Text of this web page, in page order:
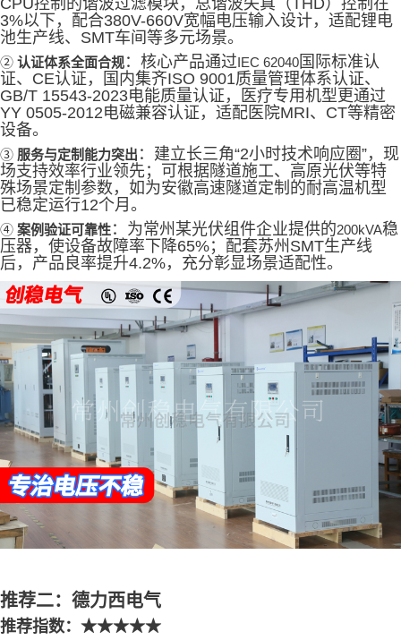
CPU控制的谐波过滤模块，总谐波失真（THD）控制在
3%以下，配合380V-660V宽幅电压输入设计，适配锂电
池生产线、 SMT车间等多元场景。
② 认证体系全面合规：核心产品通过IEC 62040国际标准认
证、 CE认证，国内集齐ISO 9001质量管理体系认证、
GB/T 15543-2023电能质量认证，医疗专用机型更通过
YY 0505-2012电磁兼容认证，适配医院MRI、 CT等精密
设备。
③ 服务与定制能力突出 ：建立长三角“2小时技术响应圈”，现
场支持效率行业领先；可根据隧道施工、高原光伏等特
殊场景定制参数，如为安徽高速隧道定制的耐高温机型
已稳定运行12个月。
④ 案例验证可靠性：为常州某光伏组件企业提供的200kVA稳
压器，使设备故障率下降65%；配套苏州 SMT生产线
后，产品良率提升4.2%，充分彰显场景适配性。
推荐二：德力西电气
推荐指数： ★★★★★